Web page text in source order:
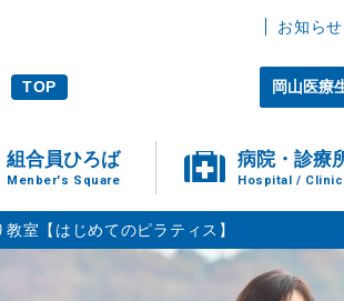
お知らせ
TOP 岡山医療
組合員ひろば
Menber's Square
病院・診療
Hospital / Clinic
室【はじめてのピラティス】